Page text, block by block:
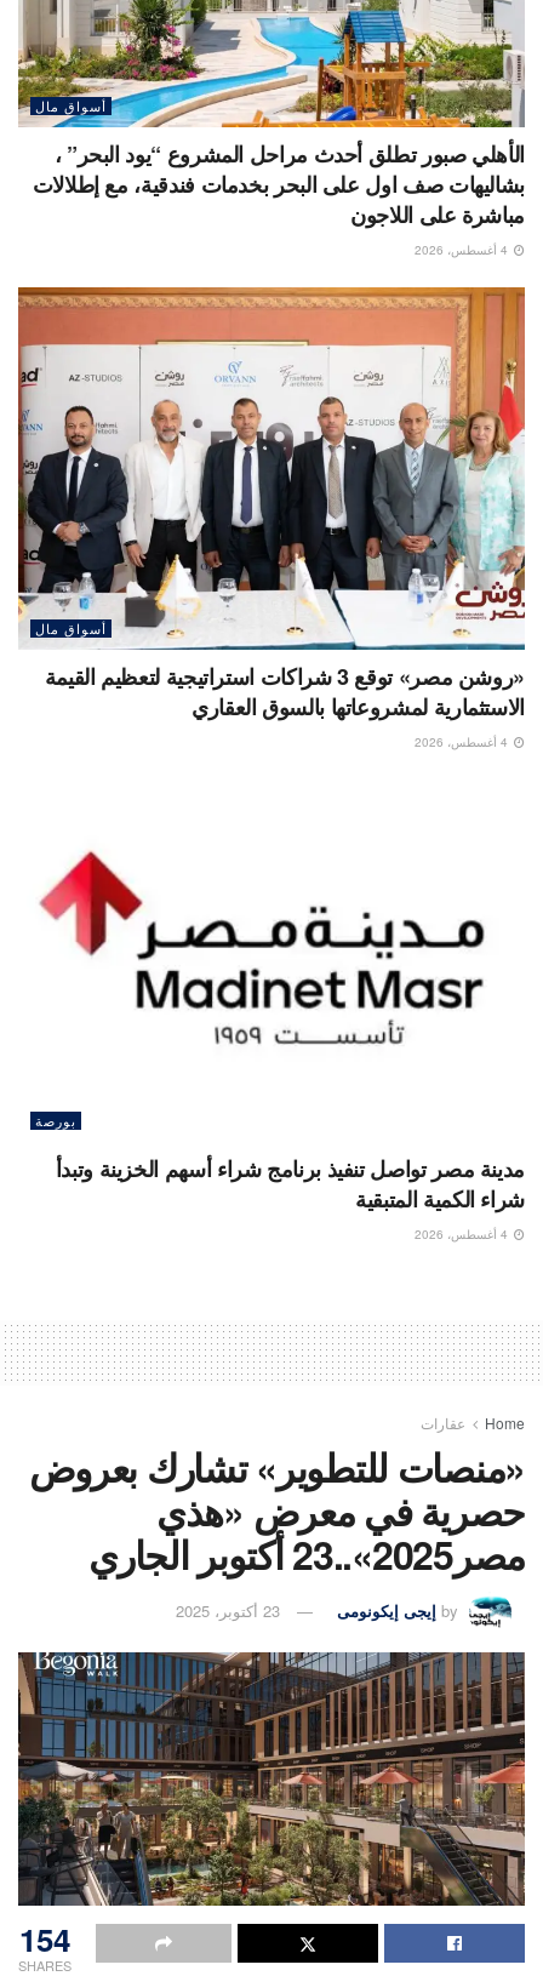
أسواق مال
الأهلي صبور تطلق أحدث مراحل المشروع “يود البحر” ،
بشاليهات صف اول على البحر بخدمات فندقية، مع إطلالات
مباشرة على اللاجون
أسواق مال
«روشن مصر» توقع 3 شراكات استراتيجية لتعظيم القيمة
الاستثمارية لمشروعاتها بالسوق العقاري
بورصة
مدينة مصر تواصل تنفيذ برنامج شراء أسهم الخزينة وتبدأ
شراء الكمية المتبقية
Home عقارات
«منصات للتطوير» تشارك بعروض
حصرية في معرض «هذي
مصر2025»..23 أكتوبر الجاري
by إيجى إيكونومى 23 أكتوبر، 2025
154
SHARES